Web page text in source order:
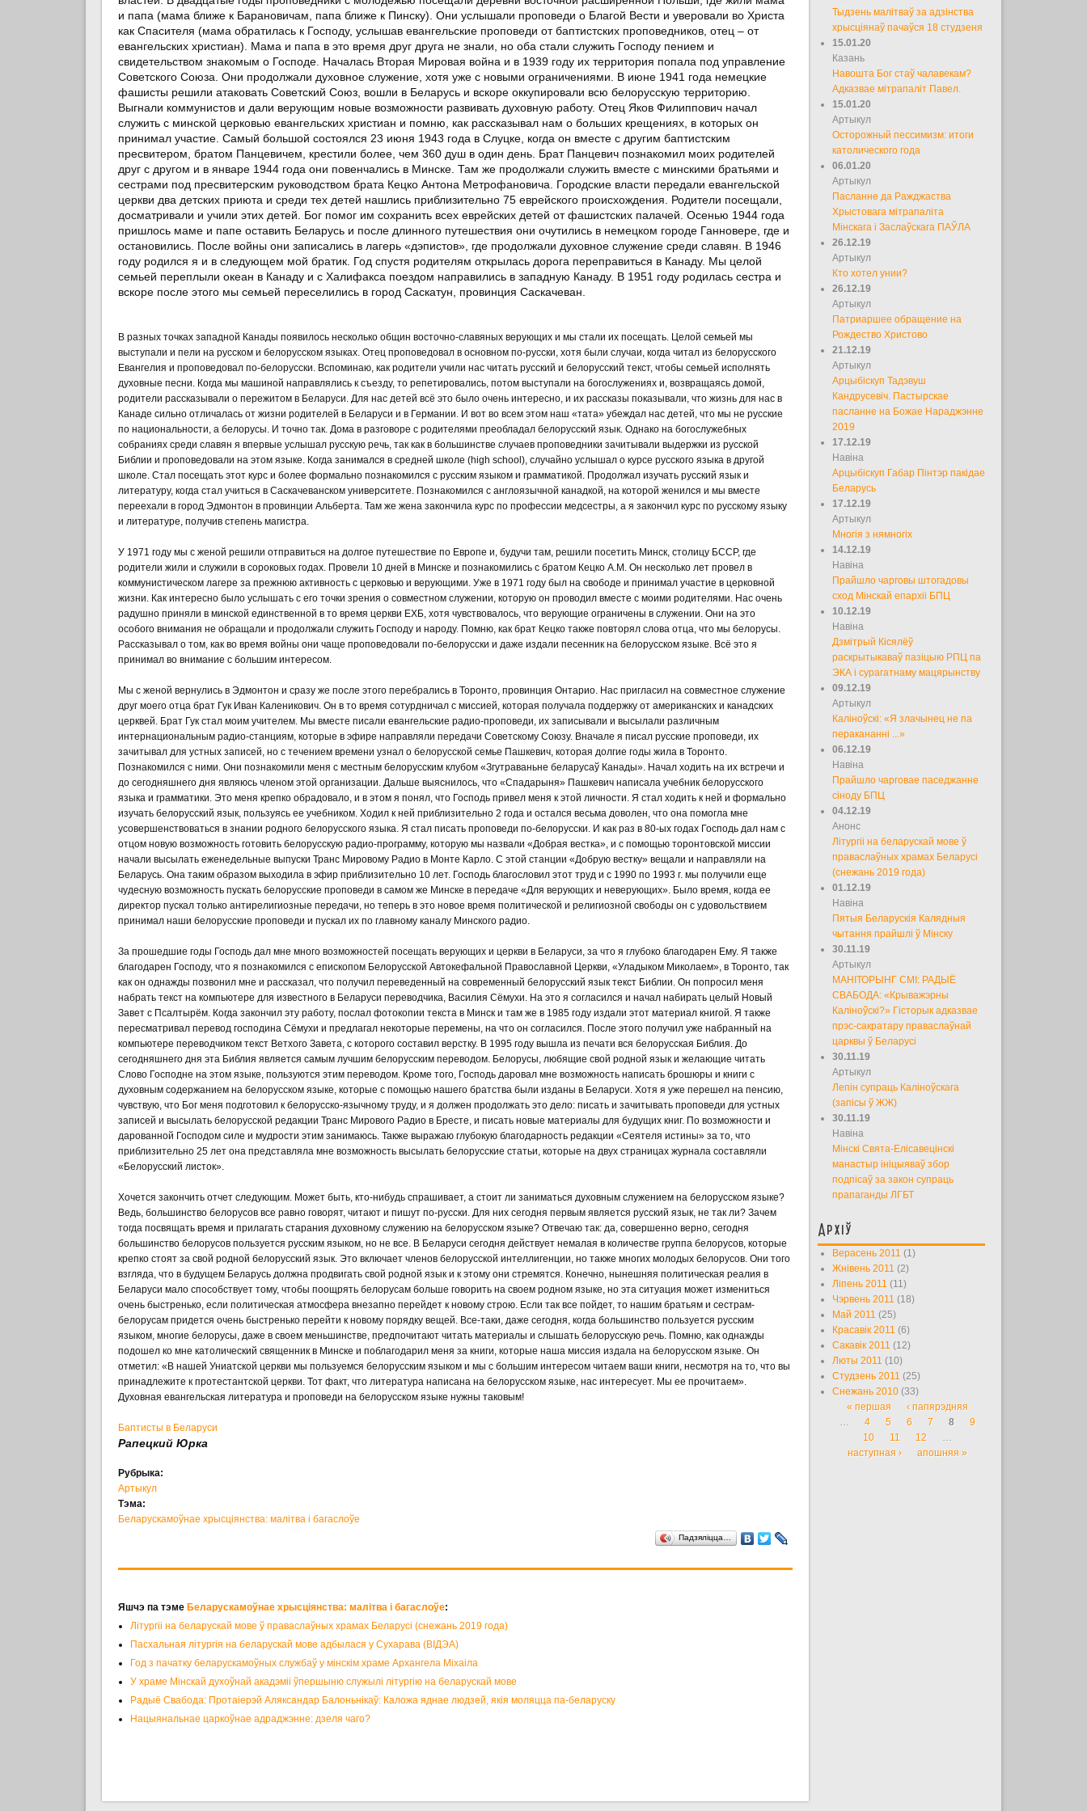
и папа (мама ближе к Барановичам, папа ближе к Пинску). Они услышали проповеди о Благой Вести и уверовали во Христа
как Спасителя (мама обратилась к Господу, услышав евангельские проповеди от баптистских проповедников, отец – от
евангельских христиан). Мама и папа в это время друг друга не знали, но оба стали служить Господу пением и
свидетельством знакомым о Господе. Началась Вторая Мировая война и в 1939 году их территория попала под управление
Советского Союза. Они продолжали духовное служение, хотя уже с новыми ограничениями. В июне 1941 года немецкие
фашисты решили атаковать Советский Союз, вошли в Беларусь и вскоре оккупировали всю белорусскую территорию.
Выгнали коммунистов и дали верующим новые возможности развивать духовную работу. Отец Яков Филиппович начал
служить с минской церковью евангельских христиан и помню, как рассказывал нам о больших крещениях, в которых он
принимал участие. Самый большой состоялся 23 июня 1943 года в Слуцке, когда он вместе с другим баптистским
пресвитером, братом Панцевичем, крестили более, чем 360 душ в один день. Брат Панцевич познакомил моих родителей
друг с другом и в январе 1944 года они повенчались в Минске. Там же продолжали служить вместе с минскими братьями и
сестрами под пресвитерским руководством брата Кецко Антона Метрофановича. Городские власти передали евангельской
церкви два детских приюта и среди тех детей нашлись приблизительно 75 еврейского происхождения. Родители посещали,
досматривали и учили этих детей. Бог помог им сохранить всех еврейских детей от фашистских палачей. Осенью 1944 года
пришлось маме и папе оставить Беларусь и после длинного путешествия они очутились в немецком городе Ганновере, где и
остановились. После войны они записались в лагерь «дэпистов», где продолжали духовное служение среди славян. В 1946
году родился я и в следующем мой братик. Год спустя родителям открылась дорога переправиться в Канаду. Мы целой
семьей переплыли океан в Канаду и с Халифакса поездом направились в западную Канаду. В 1951 году родилась сестра и
вскоре после этого мы семьей переселились в город Саскатун, провинция Саскачеван.
В разных точках западной Канады появилось несколько общин восточно-славяных верующих и мы стали их посещать. Целой семьей мы
выступали и пели на русском и белорусском языках. Отец проповедовал в основном по-русски, хотя были случаи, когда читал из белорусского
Евангелия и проповедовал по-белорусски. Вспоминаю, как родители учили нас читать русский и белорусский текст, чтобы семьей исполнять
духовные песни. Когда мы машиной направлялись к съезду, то репетировались, потом выступали на богослужениях и, возвращаясь домой,
родители рассказывали о пережитом в Беларуси. Для нас детей всё это было очень интересно, и их рассказы показывали, что жизнь для нас в
Канаде сильно отличалась от жизни родителей в Беларуси и в Германии. И вот во всем этом наш «тата» убеждал нас детей, что мы не русские
по национальности, а белорусы. И точно так. Дома в разговоре с родителями преобладал белорусский язык. Однако на богослужебных
собраниях среди славян я впервые услышал русскую речь, так как в большинстве случаев проповедники зачитывали выдержки из русской
Библии и проповедовали на этом языке. Когда занимался в средней школе (high school), случайно услышал о курсе русского языка в другой
школе. Стал посещать этот курс и более формально познакомился с русским языком и грамматикой. Продолжал изучать русский язык и
литературу, когда стал учиться в Саскачеванском университете. Познакомился с англоязычной канадкой, на которой женился и мы вместе
переехали в город Эдмонтон в провинции Альберта. Там же жена закончила курс по профессии медсестры, а я закончил курс по русскому языку
и литературе, получив степень магистра.
У 1971 году мы с женой решили отправиться на долгое путешествие по Европе и, будучи там, решили посетить Минск, столицу БССР, где
родители жили и служили в сороковых годах. Провели 10 дней в Минске и познакомились с братом Кецко А.М. Он несколько лет провел в
коммунистическом лагере за прежнюю активность с церковью и верующими. Уже в 1971 году был на свободе и принимал участие в церковной
жизни. Как интересно было услышать с его точки зрения о совместном служении, которую он проводил вместе с моими родителями. Нас очень
радушно приняли в минской единственной в то время церкви ЕХБ, хотя чувствовалось, что верующие ограничены в служении. Они на это
особого внимания не обращали и продолжали служить Господу и народу. Помню, как брат Кецко также повторял слова отца, что мы белорусы.
Рассказывал о том, как во время войны они чаще проповедовали по-белорусски и даже издали песенник на белорусском языке. Всё это я
принимал во внимание с большим интересом.
Мы с женой вернулись в Эдмонтон и сразу же после этого перебрались в Торонто, провинция Онтарио. Нас пригласил на совместное служение
друг моего отца брат Гук Иван Каленикович. Он в то время сотурдничал с миссией, которая получала поддержку от американских и канадских
церквей. Брат Гук стал моим учителем. Мы вместе писали евангельские радио-проповеди, их записывали и высылали различным
интернациональным радио-станциям, которые в эфире направляли передачи Советскому Союзу. Вначале я писал русские проповеди, их
зачитывал для устных записей, но с течением времени узнал о белорусской семье Пашкевич, которая долгие годы жила в Торонто.
Познакомился с ними. Они познакомили меня с местным белорусским клубом «Згутраваньне беларусаў Канады». Начал ходить на их встречи и
до сегодняшнего дня являюсь членом этой организации. Дальше выяснилось, что «Спадарыня» Пашкевич написала учебник белорусского
языка и грамматики. Это меня крепко обрадовало, и в этом я понял, что Господь привел меня к этой личности. Я стал ходить к ней и формально
изучать белорусский язык, пользуясь ее учебником. Ходил к ней приблизительно 2 года и остался весьма доволен, что она помогла мне
усовершенствоваться в знании родного белорусского языка. Я стал писать проповеди по-белорусски. И как раз в 80-ых годах Господь дал нам с
отцом новую возможность готовить белорусскую радио-программу, которую мы назвали «Добрая вестка», и с помощью торонтовской миссии
начали высылать еженедельные выпуски Транс Мировому Радио в Монте Карло. С этой станции «Добрую вестку» вещали и направляли на
Беларусь. Она таким образом выходила в эфир приблизительно 10 лет. Господь благословил этот труд и с 1990 по 1993 г. мы получили еще
чудесную возможность пускать белорусские проповеди в самом же Минске в передаче «Для верующих и неверующих». Было время, когда ее
директор пускал только антирелигиозные передачи, но теперь в это новое время политической и религиозной свободы он с удовольствием
принимал наши белорусские проповеди и пускал их по главному каналу Минского радио.
За прошедшие годы Господь дал мне много возможностей посещать верующих и церкви в Беларуси, за что я глубоко благодарен Ему. Я также
благодарен Господу, что я познакомился с епископом Белорусской Автокефальной Православной Церкви, «Уладыком Миколаем», в Торонто, так
как он однажды позвонил мне и рассказал, что получил переведенный на современный белорусский язык текст Библии. Он попросил меня
набрать текст на компьютере для известного в Беларуси переводчика, Василия Сёмухи. На это я согласился и начал набирать целый Новый
Завет с Псалтырём. Когда закончил эту работу, послал фотокопии текста в Минск и там же в 1985 году издали этот материал книгой. Я также
пересматривал перевод господина Сёмухи и предлагал некоторые перемены, на что он согласился. После этого получил уже набранный на
компьютере переводчиком текст Ветхого Завета, с которого составил верстку. В 1995 году вышла из печати вся белорусская Библия. До
сегодняшнего дня эта Библия является самым лучшим белорусским переводом. Белорусы, любящие свой родной язык и желающие читать
Слово Господне на этом языке, пользуются этим переводом. Кроме того, Господь даровал мне возможность написать брошюры и книги с
духовным содержанием на белорусском языке, которые с помощью нашего братства были изданы в Беларуси. Хотя я уже перешел на пенсию,
чувствую, что Бог меня подготовил к белорусско-язычному труду, и я должен продолжать это дело: писать и зачитывать проповеди для устных
записей и высылать белорусской редакции Транс Мирового Радио в Бресте, и писать новые материалы для будущих книг. По возможности и
дарованной Господом силе и мудрости этим занимаюсь. Также выражаю глубокую благодарность редакции «Сеятеля истины» за то, что
приблизительно 25 лет она представляла мне возможность высылать белорусские статьи, которые на двух страницах журнала составляли
«Белорусский листок».
Хочется закончить отчет следующим. Может быть, кто-нибудь спрашивает, а стоит ли заниматься духовным служением на белорусском языке?
Ведь, большинство белорусов все равно говорят, читают и пишут по-русски. Для них сегодня первым является русский язык, не так ли? Зачем
тогда посвящать время и прилагать старания духовному служению на белорусском языке? Отвечаю так: да, совершенно верно, сегодня
большинство белорусов пользуется русским языком, но не все. В Беларуси сегодня действует немалая в количестве группа белорусов, которые
крепко стоят за свой родной белорусский язык. Это включает членов белорусской интеллигенции, но также многих молодых белорусов. Они того
взгляда, что в будущем Беларусь должна продвигать свой родной язык и к этому они стремятся. Конечно, нынешняя политическая реалия в
Беларуси мало способствует тому, чтобы поощрять белорусам больше говорить на своем родном языке, но эта ситуация может измениться
очень быстренько, если политическая атмосфера внезапно перейдет к новому строю. Если так все пойдет, то нашим братьям и сестрам-
белорусам придется очень быстренько перейти к новому порядку вещей. Все-таки, даже сегодня, когда большинство пользуется русским
языком, многие белорусы, даже в своем меньшинстве, предпочитают читать материалы и слышать белорусскую речь. Помню, как однажды
подошел ко мне католический священник в Минске и поблагодарил меня за книги, которые наша миссия издала на белорусском языке. Он
отметил: «В нашей Униатской церкви мы пользуемся белорусским языком и мы с большим интересом читаем ваши книги, несмотря на то, что вы
принадлежите к протестантской церкви. Тот факт, что литература написана на белорусском языке, нас интересует. Мы ее прочитаем».
Духовная евангельская литература и проповеди на белорусском языке нужны таковым!
Баптисты в Беларуси
Рапецкий Юрка
Рубрыка:
Артыкул
Тэма:
Беларускамоўнае хрысціянства: малітва і багаслоўе
Падзяліцца…
Яшчэ па тэме Беларускамоўнае хрысціянства: малітва і багаслоўе:
Літургіі на беларускай мове ў праваслаўных храмах Беларусі (снежань 2019 года)
Пасхальная літургія на беларускай мове адбылася у Сухарава (ВІДЭА)
Год з пачатку беларускамоўных службаў у мінскім храме Архангела Міхаіла
У храме Мінскай духоўнай акадэміі ўпершыню служылі літургію на беларускай мове
Радыё Свабода: Протаіерэй Аляксандар Балоньнікаў: Каложа яднае людзей, якія моляцца па-беларуску
Нацыянальнае царкоўнае адраджэнне: дзеля чаго?
Тыдзень малітваў за адзінства
хрысціянаў пачаўся 18 студзеня
15.01.20
Казань
Навошта Бог стаў чалавекам?
Адказвае мітрапаліт Павел.
15.01.20
Артыкул
Осторожный пессимизм: итоги
католического года
06.01.20
Артыкул
Пасланне да Ражджаства
Хрыстовага мітрапаліта
Мінскага і Заслаўскага ПАЎЛА
26.12.19
Артыкул
Кто хотел унии?
26.12.19
Артыкул
Патриаршее обращение на
Рождество Христово
21.12.19
Артыкул
Арцыбіскуп Тадэвуш
Кандрусевіч. Пастырскае
пасланне на Божае Нараджэнне
2019
17.12.19
Навіна
Арцыбіскуп Габар Пінтэр пакідае
Беларусь
17.12.19
Артыкул
Многія з нямногіх
14.12.19
Навіна
Прайшло чарговы штогадовы
сход Мінскай епархіі БПЦ
10.12.19
Навіна
Дзмітрый Кісялёў
раскрытыкаваў пазіцыю РПЦ па
ЭКА і сурагатнаму мацярынству
09.12.19
Артыкул
Каліноўскі: «Я злачынец не па
перакананні ...»
06.12.19
Навіна
Прайшло чарговае паседжанне
сіноду БПЦ
04.12.19
Анонс
Літургіі на беларускай мове ў
праваслаўных храмах Беларусі
(снежань 2019 года)
01.12.19
Навіна
Пятыя Беларускія Калядныя
чытання прайшлі ў Мінску
30.11.19
Артыкул
МАНІТОРЫНГ СМІ: РАДЫЁ
СВАБОДА: «Крыважэрны
Каліноўскі?» Гісторык адказвае
прэс-сакратару праваслаўнай
царквы ў Беларусі
30.11.19
Артыкул
Лепін супраць Каліноўскага
(запісы ў ЖЖ)
30.11.19
Навіна
Мінскі Свята-Елісавецінскі
манастыр ініцыяваў збор
подпісаў за закон супраць
прапаганды ЛГБТ
Архіў
Верасень 2011 (1)
Жнівень 2011 (2)
Ліпень 2011 (11)
Чэрвень 2011 (18)
Май 2011 (25)
Красавік 2011 (6)
Сакавік 2011 (12)
Люты 2011 (10)
Студзень 2011 (25)
Снежань 2010 (33)
Старонкі
« першая
‹ папярэдняя
…
4 5 6 7 8
9
10
11 12
…
наступная ›
апошняя »